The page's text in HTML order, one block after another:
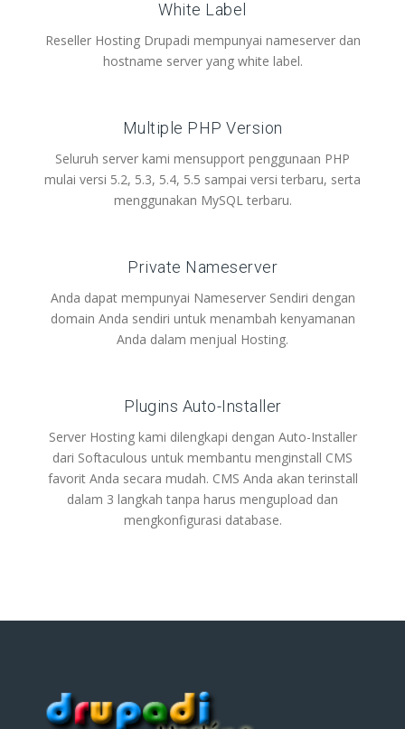
White Label
Reseller Hosting Drupadi mempunyai nameserver dan
hostname server yang white label.
Multiple PHP Version
Seluruh server kami mensupport penggunaan PHP
mulai versi 5.2, 5.3, 5.4, 5.5 sampai versi terbaru, serta
menggunakan MySQL terbaru.
Private Nameserver
Anda dapat mempunyai Nameserver Sendiri dengan
domain Anda sendiri untuk menambah kenyamanan
Anda dalam menjual Hosting.
Plugins Auto-Installer
Server Hosting kami dilengkapi dengan Auto-Installer
dari Softaculous untuk membantu menginstall CMS
favorit Anda secara mudah. CMS Anda akan terinstall
dalam 3 langkah tanpa harus mengupload dan
mengkonfigurasi database.